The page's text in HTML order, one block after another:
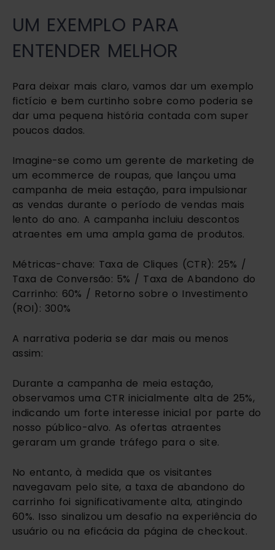
UM EXEMPLO PARA
ENTENDER MELHOR
Para deixar mais claro, vamos dar um exemplo
fictício e bem curtinho sobre como poderia se
dar uma pequena história contada com super
poucos dados.
Imagine-se como um gerente de marketing de
um ecommerce de roupas, que lançou uma
campanha de meia estação, para impulsionar
as vendas durante o período de vendas mais
lento do ano. A campanha incluiu descontos
atraentes em uma ampla gama de produtos.
Métricas-chave: Taxa de Cliques (CTR): 25% /
Taxa de Conversão: 5% / Taxa de Abandono do
Carrinho: 60% / Retorno sobre o Investimento
(ROI): 300%
A narrativa poderia se dar mais ou menos
assim:
Durante a campanha de meia estação,
observamos uma CTR inicialmente alta de 25%,
indicando um forte interesse inicial por parte do
nosso público-alvo. As ofertas atraentes
geraram um grande tráfego para o site.
No entanto, à medida que os visitantes
navegavam pelo site, a taxa de abandono do
carrinho foi significativamente alta, atingindo
60%. Isso sinalizou um desafio na experiência do
usuário ou na eficácia da página de checkout.